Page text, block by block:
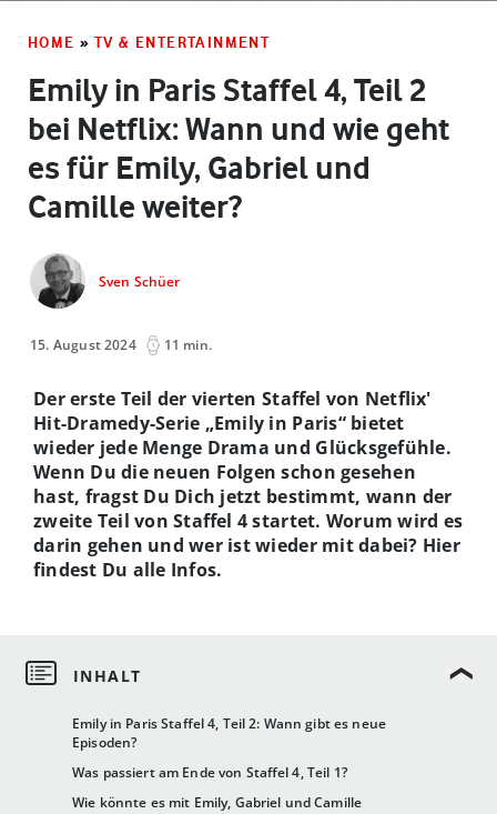
HOME » TV & ENTERTAINMENT
Emily in Paris Staffel 4, Teil 2
bei Netflix: Wann und wie geht
es für Emily, Gabriel und
Camille weiter?
Sven Schüer
15. August 2024 11 min.
Emily in Paris Staffel 4, Teil 2: Wann gibt es neue
Episoden?
Was passiert am Ende von Staffel 4, Teil 1?
Wie könnte es mit Emily, Gabriel und Camille
Der erste Teil der vierten Staffel von Netflix'
Hit-Dramedy-Serie „Emily in Paris“ bietet
wieder jede Menge Drama und Glücksgefühle.
Wenn Du die neuen Folgen schon gesehen
hast, fragst Du Dich jetzt bestimmt, wann der
zweite Teil von Staffel 4 startet. Worum wird es
darin gehen und wer ist wieder mit dabei? Hier
findest Du alle Infos.